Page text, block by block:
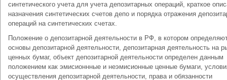
синтетического учета для учета депозитарных операций, краткое
назначения синтетических счетов депо и порядка отражения
операций на синтетических счетах.
Положение о депозитарной деятельности в РФ, в котором
основы депозитарной деятельности, депозитарная деятельность на
ценных бумаг, объект депозитарной деятельности определен данным
положением как эмисионнные и неэмисионные ценные бумаги,
осуществления депозитарной деятельности, права и обязанности